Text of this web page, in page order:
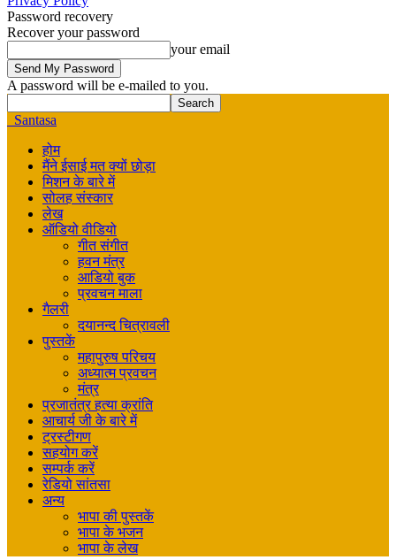
Password recovery
Recover your password
your email
A password will be e-mailed to you.
Santasa
होम
मैंने ईसाई मत क्यों छोड़ा
मिशन के बारे में
सोलह संस्कार
लेख
ऑडियो वीडियो
गीत संगीत
हवन मंत्र
आडियो बुक
प्रवचन माला
गैलरी
दयानन्द चित्रावली
पुस्तकें
महापुरुष परिचय
अध्यात्म प्रवचन
मंत्र
प्रजातंत्र हत्या क्रांति
आचार्य जी के बारे में
ट्रस्टीगण
सहयोग करें
सम्पर्क करें
रेडियो सांतसा
अन्य
भापा की पुस्तकें
भापा के भजन
भापा के लेख